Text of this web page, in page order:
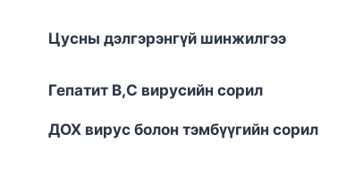
Цусны дэлгэрэнгүй шинжилгээ
Гепатит В,С вирусийн сорил
ДОХ вирус болон тэмбүүгийн сорил